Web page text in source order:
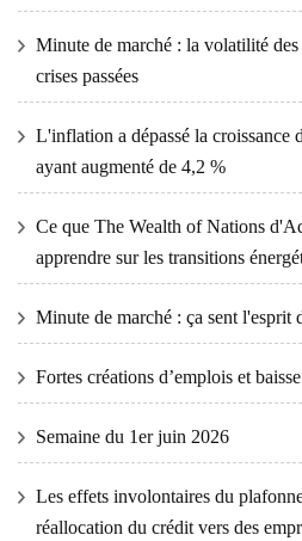
Minute de marché : la volatilité
crises passées
L'inflation a dépassé la croissance
ayant augmenté de 4,2 %
Ce que The Wealth of Nations
apprendre sur les transitions
Minute de marché : ça sent l'esprit
Fortes créations d’emplois et
Semaine du 1er juin 2026
Les effets involontaires du
réallocation du crédit vers des